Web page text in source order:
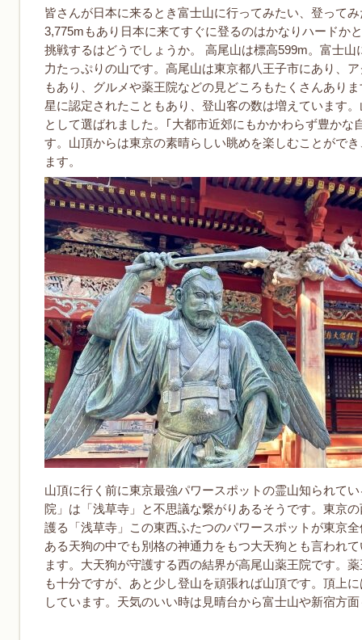
皆さんが日本に来るとき富士山に行ってみたい、登って
3,775mもあり日本に来てすぐに登るのはかなりハードか
挑戦するはどうでしょうか。 高尾山は標高599m。富士
力たっぷりの山です。高尾山は東京都八王子市にあり、
もあり、グルメや薬王院などの見どころもたくさんあり
星に認定されたこともあり、登山客の数は増えています
として選ばれました。｢大都市近郊にもかかわらず豊か
す。山頂からは東京の素晴らしい眺めを楽しむことがで
ます。
山頂に行く前に東京最強パワースポットの霊山知られて
院」は「浅草寺」と不思議な繋がりあるそうです。東京
護る「浅草寺」この東西ふたつのパワースポットが東京
ある天狗の中でも別格の神通力をもつ大天狗とも言われ
ます。大天狗が守護する西の結界が高尾山薬王院です。
も十分ですが、あと少し登山を頑張れば山頂です。頂上
しています。天気のいい時は見晴台から富士山や新宿方